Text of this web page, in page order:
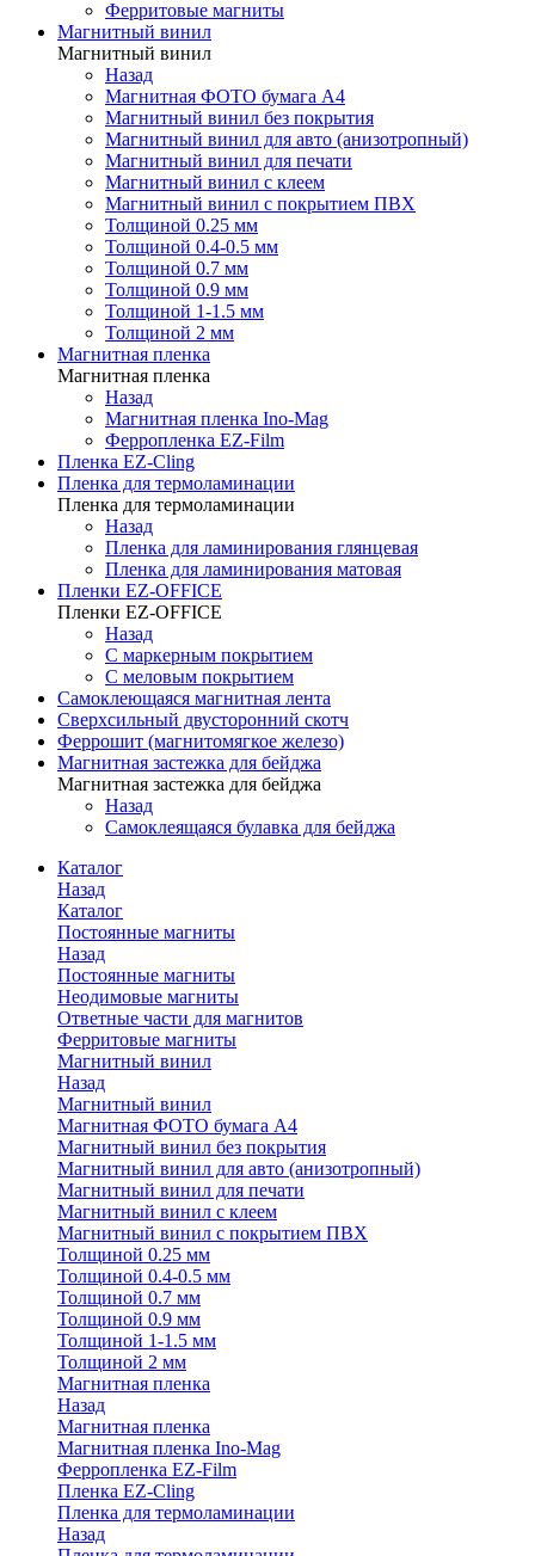
Ферритовые магниты
Магнитный винил
Магнитный винил
Назад
Магнитная ФОТО бумага А4
Магнитный винил без покрытия
Магнитный винил для авто (анизотропный)
Магнитный винил для печати
Магнитный винил с клеем
Магнитный винил с покрытием ПВХ
Толщиной 0.25 мм
Толщиной 0.4-0.5 мм
Толщиной 0.7 мм
Толщиной 0.9 мм
Толщиной 1-1.5 мм
Толщиной 2 мм
Магнитная пленка
Магнитная пленка
Назад
Магнитная пленка Ino-Mag
Ферропленка EZ-Film
Пленка EZ-Cling
Пленка для термоламинации
Пленка для термоламинации
Назад
Пленка для ламинирования глянцевая
Пленка для ламинирования матовая
Пленки EZ-OFFICE
Пленки EZ-OFFICE
Назад
С маркерным покрытием
С меловым покрытием
Самоклеющаяся магнитная лента
Сверхсильный двусторонний скотч
Феррошит (магнитомягкое железо)
Магнитная застежка для бейджа
Магнитная застежка для бейджа
Назад
Самоклеящаяся булавка для бейджа
Каталог
Назад
Каталог
Постоянные магниты
Назад
Постоянные магниты
Неодимовые магниты
Ответные части для магнитов
Ферритовые магниты
Магнитный винил
Назад
Магнитный винил
Магнитная ФОТО бумага А4
Магнитный винил без покрытия
Магнитный винил для авто (анизотропный)
Магнитный винил для печати
Магнитный винил с клеем
Магнитный винил с покрытием ПВХ
Толщиной 0.25 мм
Толщиной 0.4-0.5 мм
Толщиной 0.7 мм
Толщиной 0.9 мм
Толщиной 1-1.5 мм
Толщиной 2 мм
Магнитная пленка
Назад
Магнитная пленка
Магнитная пленка Ino-Mag
Ферропленка EZ-Film
Пленка EZ-Cling
Пленка для термоламинации
Назад